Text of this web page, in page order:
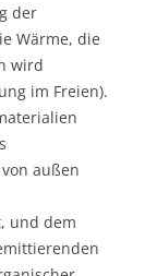
der
Wärme, die
wird
im Freien).
außen
und dem